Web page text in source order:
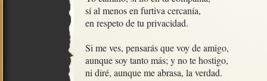
sí al menos en furtiva cercanía,
en respeto de tu privacidad.
Si me ves, pensarás que voy de amigo,
aunque soy tanto más; y no te hostigo,
ni diré, aunque me abrasa, la verdad.